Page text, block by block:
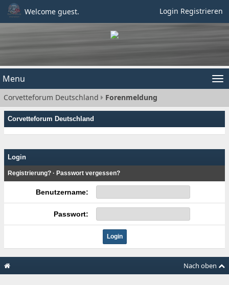
Welcome guest. Login Registrieren
Menu
Corvetteforum Deutschland Forenmeldung
Corvetteforum Deutschland
Login
Registrierung? · Passwort vergessen?
Benutzername:
Passwort:
Nach oben